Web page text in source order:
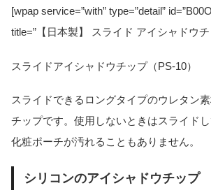
[wpap service=”with” type=”detail”
title=”【日本製】 スライド アイシャドウ
スライドアイシャドウチップ（PS-10）
スライドできるロングタイプのウレタン
チップです。使用しないときはスライド
化粧ポーチが汚れることもありません。
シリコンのアイシャドウチップ